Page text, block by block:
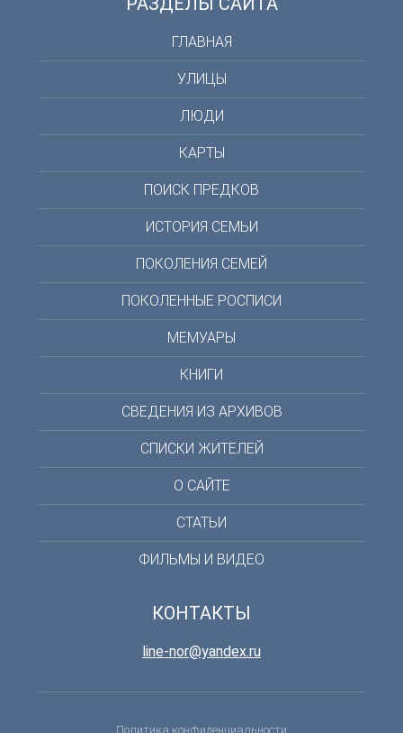
ГЛАВНАЯ
УЛИЦЫ
ЛЮДИ
КАРТЫ
ПОИСК ПРЕДКОВ
ИСТОРИЯ СЕМЬИ
ПОКОЛЕНИЯ СЕМЕЙ
ПОКОЛЕННЫЕ РОСПИСИ
МЕМУАРЫ
КНИГИ
СВЕДЕНИЯ ИЗ АРХИВОВ
СПИСКИ ЖИТЕЛЕЙ
О САЙТЕ
СТАТЬИ
ФИЛЬМЫ И ВИДЕО
КОНТАКТЫ
line-nor@yandex.ru
Политика конфиденциальности